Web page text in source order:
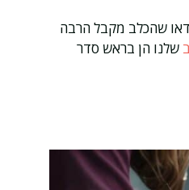
שהכלב מקבל הרבה
שלנו הן בראש סדר